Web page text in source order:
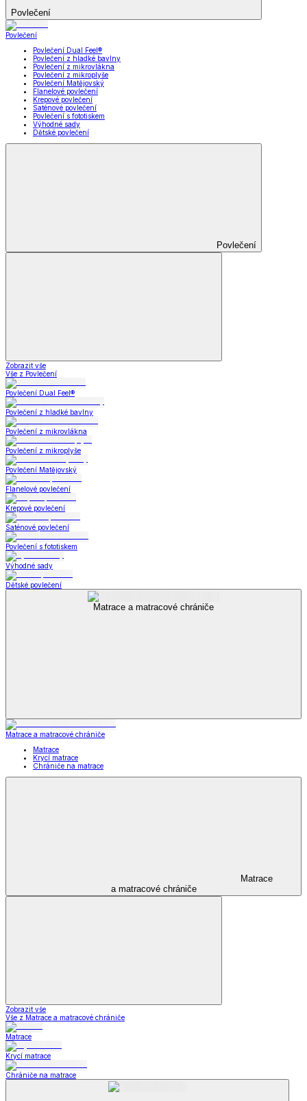
Povlečení
Povlečení
Povlečení Dual Feel®
Povlečení z hladké bavlny
Povlečení z mikrovlákna
Povlečení z mikroplyše
Povlečení Matějovský
Flanelové povlečení
Krepové povlečení
Saténové povlečení
Povlečení s fototiskem
Výhodné sady
Dětské povlečení
Povlečení
Zobrazit vše
Vše z Povlečení
Povlečení Dual Feel®
Povlečení z hladké bavlny
Povlečení z mikrovlákna
Povlečení z mikroplyše
Povlečení Matějovský
Flanelové povlečení
Krepové povlečení
Saténové povlečení
Povlečení s fototiskem
Výhodné sady
Dětské povlečení
Matrace a matracové chrániče
Matrace a matracové chrániče
Matrace
Krycí matrace
Chrániče na matrace
Matrace
a matracové chrániče
Zobrazit vše
Vše z Matrace a matracové chrániče
Matrace
Krycí matrace
Chrániče na matrace